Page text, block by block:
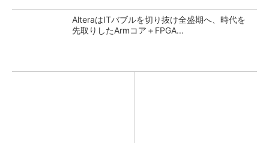
AlteraはITバブルを切り抜け全盛期へ、時代を
先取りしたArmコア＋FPGA...